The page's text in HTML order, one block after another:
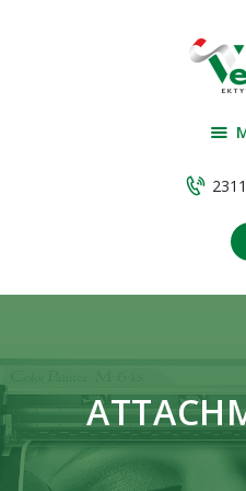
VENUS
Υπηρεσίες
Υλικά